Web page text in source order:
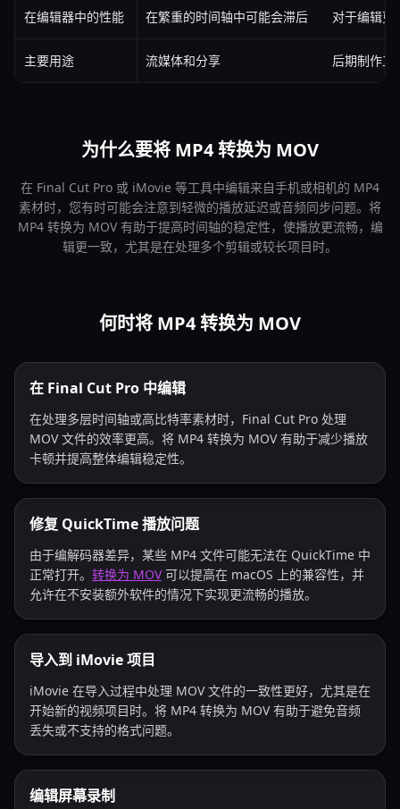
在编辑器中的性能 在繁重的时间轴中可能会滞后 对于编辑更
主要用途 流媒体和分享 后期制作工
为什么要将 MP4 转换为 MOV
在 Final Cut Pro 或 iMovie 等工具中编辑来自手机或相机的 MP4
素材时，您有时可能会注意到轻微的播放延迟或音频同步问题。将
MP4 转换为 MOV 有助于提高时间轴的稳定性，使播放更流畅，编
辑更一致，尤其是在处理多个剪辑或较长项目时。
何时将 MP4 转换为 MOV
在 Final Cut Pro 中编辑
在处理多层时间轴或高比特率素材时，Final Cut Pro 处理
MOV 文件的效率更高。将 MP4 转换为 MOV 有助于减少播放
卡顿并提高整体编辑稳定性。
修复 QuickTime 播放问题
由于编解码器差异，某些 MP4 文件可能无法在 QuickTime 中
正常打开。 转换为 MOV可以提高在 macOS 上的兼容性，并
允许在不安装额外软件的情况下实现更流畅的播放。
导入到 iMovie 项目
iMovie 在导入过程中处理 MOV 文件的一致性更好，尤其是在
开始新的视频项目时。将 MP4 转换为 MOV 有助于避免音频
丢失或不支持的格式问题。
编辑屏幕录制